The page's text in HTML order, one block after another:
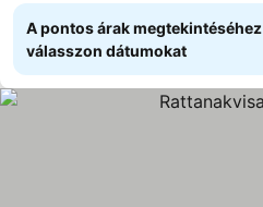
A pontos árak megtekintéséhez
válasszon dátumokat